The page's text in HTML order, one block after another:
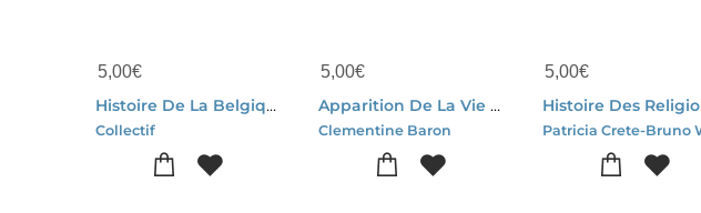
5,00€
Histoire De La Belgique
Collectif
5,00€
Apparition De La Vie : Du Big Bang Aux Premiers Hommes
Clementine Baron
5,00€